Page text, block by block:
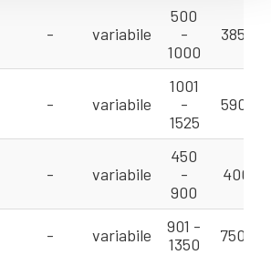
- variabile
500
-
1000
385 -
- variabile
1001
-
1525
590 -
- variabile
450
-
900
400 -
- variabile
901 -
1350
750 -